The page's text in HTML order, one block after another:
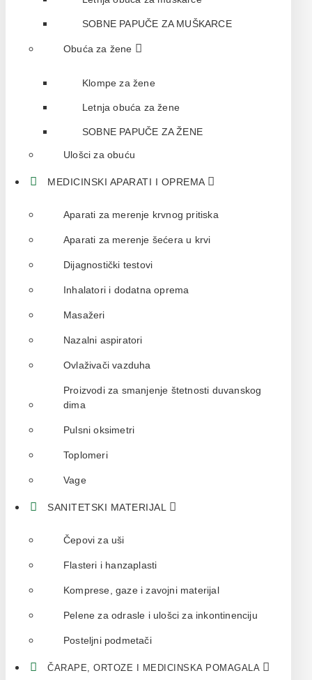
SOBNE PAPUČE ZA MUŠKARCE
Obuća za žene
Klompe za žene
Letnja obuća za žene
SOBNE PAPUČE ZA ŽENE
Ulošci za obuću
MEDICINSKI APARATI I OPREMA
Aparati za merenje krvnog pritiska
Aparati za merenje šećera u krvi
Dijagnostički testovi
Inhalatori i dodatna oprema
Masažeri
Nazalni aspiratori
Ovlaživači vazduha
Proizvodi za smanjenje štetnosti duvanskog
dima
Pulsni oksimetri
Toplomeri
Vage
SANITETSKI MATERIJAL
Čepovi za uši
Flasteri i hanzaplasti
Komprese, gaze i zavojni materijal
Pelene za odrasle i ulošci za inkontinenciju
Posteljni podmetači
ČARAPE, ORTOZE I MEDICINSKA POMAGALA